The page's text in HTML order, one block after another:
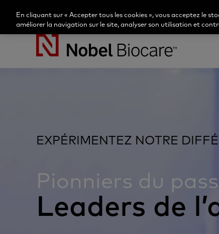
EXPÉRIMENTEZ NOTRE
Pionniers du
Leaders de
En cliquant sur « Accepter tous les cookies », vous acceptez le
améliorer la navigation sur le site, analyser son utilisation et